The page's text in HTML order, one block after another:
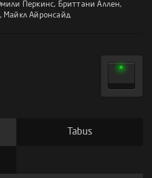
Перкинс, Бриттани Аллен,
, Майкл Айронсайд
Tabus